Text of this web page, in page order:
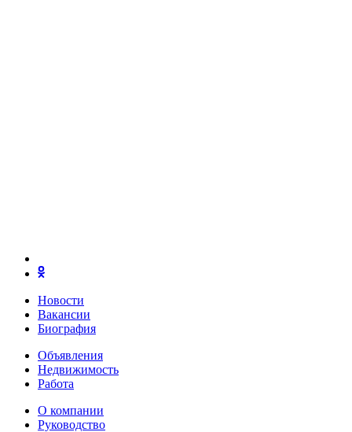
Новости
Вакансии
Биография
Объявления
Недвижимость
Работа
О компании
Руководство